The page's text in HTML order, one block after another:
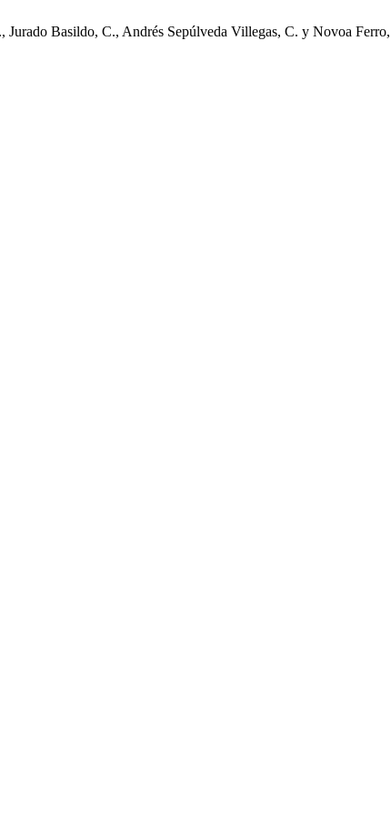
Basildo, C., Andrés Sepúlveda Villegas, C. y Novoa